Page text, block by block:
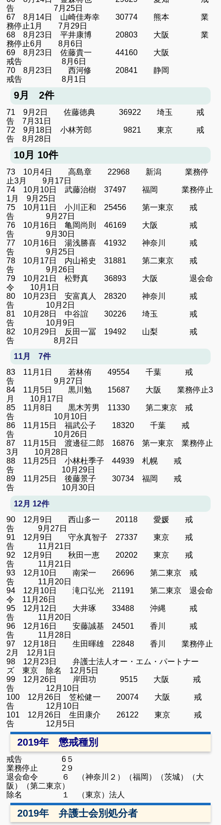
告 7月25日
67 8月14日 山崎佳寿幸 30774 熊本 業
務停止1月 7月29日
68 8月23日 平井康博 20803 大阪 業
務停止6月 8月6日
69 8月23日 佐藤貴一 44160 大阪
戒告 8月6日
70 8月23日 西河修 20841 静岡
戒告 8月1日
9月 2件
71 9月2日 佐藤徳典 36922 埼玉 戒
告 7月31日
72 9月18日 小林芳郎 9821 東京 戒
告 8月28日
10月 10件
73 10月4日 高島章 22968 新潟 業務停
止3月 9月17日
74 10月10日 武藤治樹 37497 福岡 業務停止
1月 9月25日
75 10月11日 小川正和 25456 第一東京 戒
告 9月27日
76 10月16日 亀岡尚則 46169 大阪 戒
告 9月30日
77 10月16日 湯浅勝喜 41932 神奈川 戒
告 9月25日
78 10月17日 内山裕史 31881 第二東京 戒
告 9月26日
79 10月21日 松野真 36893 大阪 退会命
令 10月1日
80 10月23日 安富真人 28320 神奈川 戒
告 10月2日
81 10月28日 中谷誼 30226 埼玉 戒
告 10月9日
82 10月29日 反田一冨 19492 山梨 戒
告 8月2日
11月 7件
83 11月1日 若林侑 49554 千葉 戒
告 9月27日
84 11月5日 黒川勉 15687 大阪 業務停止3
月 10月17日
85 11月8日 黒木芳男 11330 第二東京 戒
告 10月10日
86 11月15日 福武公子 18320 千葉 戒
告 10月26日
87 11月15日 渡邊征二郎 16876 第一東京 業務停止
3月 10月28日
88 11月25日 小林杜季子 44939 札幌 戒
告 10月29日
89 11月25日 後藤景子 30734 福岡 戒
告 10月30日
12月 12件
90 12月9日 西山多一 20118 愛媛 戒
告 9月27日
91 12月9日 守永真智子 27337 東京 戒
告 11月21日
92 12月9日 秋田一恵 20202 東京 戒
告 11月21日
93 12月10日 南栄一 26696 第二東京 戒
告 11月20日
94 12月10日 滝口弘光 21191 第二東京 退会命
令 11月26日
95 12月12日 大井琢 33488 沖縄 戒
告 11月20日
96 12月16日 安藤誠基 24501 香川 戒
告 11月28日
97 12月18日 生田暉雄 22848 香川 業務停止
2月 12月1日
98 12月23日 弁護士法人オー・エム・パートナー
ズ 東京 除名 12月5日
99 12月26日 岸田功 9515 大阪 戒
告 12月10日
100 12月26日 笠松健一 20074 大阪 戒
告 12月10日
101 12月26日 生田康介 26122 東京 戒
告 12月5日
2019年 懲戒種別
戒告 6５
業務停止 2９
退会命令 ６ （神奈川２）（福岡）（茨城）（大
阪）（第二東京）
除名 １ （東京）法人
2019年 弁護士会別処分者